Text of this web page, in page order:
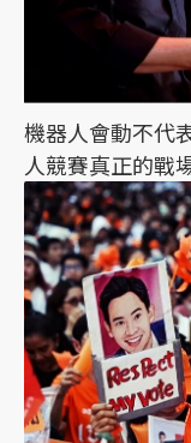
機器人會動不代
人競賽真正的戰